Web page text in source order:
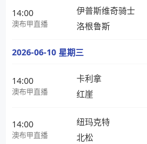
14:00
澳布甲直播
伊普斯维奇骑士
洛根鲁斯
2026-06-10 星期三
14:00
澳布甲直播
卡利拿
红崖
14:00
澳布甲直播
纽玛克特
北松